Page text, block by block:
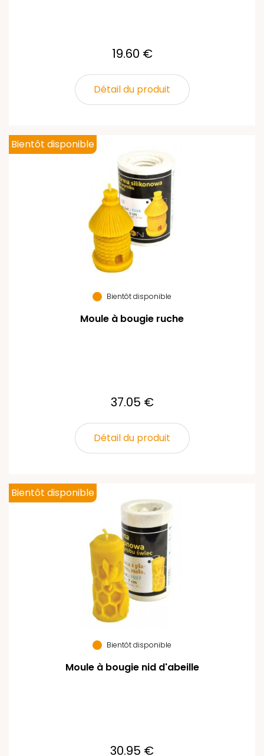
19.60 €
Détail du produit
Bientôt disponible
Moule à bougie ruche
37.05 €
Détail du produit
Bientôt disponible
Bientôt disponible
Moule à bougie nid d'abeille
30.95 €
Bientôt disponible